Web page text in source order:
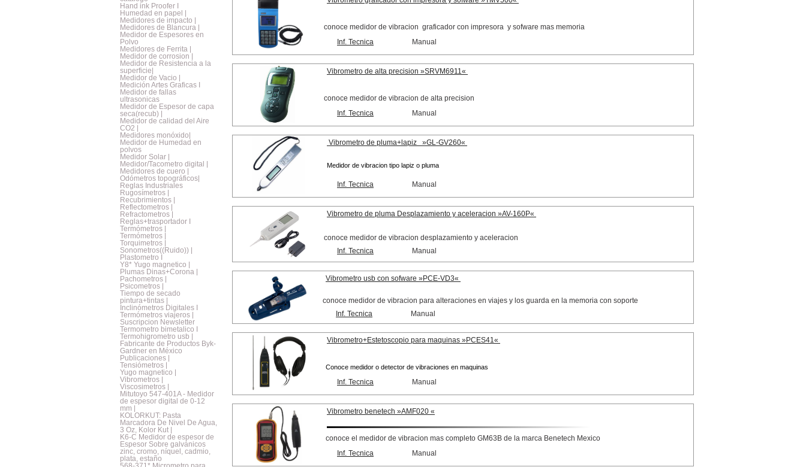
Hand ink Proofer I
Humedad en papel |
Medidores de impacto |
Medidores de Blancura |
Medidor de Espesores en
Polvo
Medidores de Ferrita |
Medidor de corrosion |
Medidor de Resistencia a la
superficie|
Medidor de Vacio |
Medición Artes Graficas I
Medidor de fallas
ultrasonicas
Medidor de Espesor de capa
seca(recub) |
Medidor de calidad del Aire
CO2 |
Medidores monóxido|
Medidor de Humedad en
polvos
Medidor Solar |
Medidor/Tacometro digital |
Medidores de cuero |
Odómetros topográficos|
Reglas Industriales
Rugosímetros |
Recubrimientos |
Reflectometros |
Refractometros |
Reglas+trasportador I
Termómetros |
Termómetros |
Torquimetros |
Sonometros((Ruido)) |
Plastometro I
Y8* Yugo magnetico |
Plumas Dinas+Corona |
Pachometros |
Psicometros |
Tiempo de secado
pintura+tintas |
Inclinómetros Digitales I
Termómetros viajeros |
Suscripcion Newsletter
Termometro bimetalico I
Termohigrometro usb |
Fabricante de Productos Byk-
Gardner en México
Publicaciones |
Tensiómetros |
Yugo magnetico |
Vibrometros |
Viscosimetros |
Mitutoyo 547-401A - Medidor
de espesor digital de 0-12
mm |
KOLORKUT: Pasta
Marcadora De Nivel De Agua,
3 Oz, Kolor Kut |
K6-C Medidor de espesor de
Espesor Sobre galvánicos
zinc, cromo, níquel, cadmio,
plata, estaño
conoce medidor de vibracion graficador con impresora y sofware mas memoria
Inf. Tecnica
Manual
Vibrometro de alta precision »SRVM6911«
conoce medidor de vibracion de alta precision
Inf. Tecnica
Manual
Vibrometro de pluma+lapiz »GL-GV260«
Medidor de vibracion tipo lapiz o pluma
Inf. Tecnica Manual
Vibrometro de pluma Desplazamiento y aceleracion »AV-160P«
conoce medidor de vibracion desplazamiento y aceleracion
Inf. Tecnica
Manual
Vibrometro usb con sofware »PCE-VD3«
conoce medidor de vibracion para alteraciones en viajes y los guarda en la memoria con soporte
Inf. Tecnica
Manual
Vibrometro+Estetoscopio para maquinas »PCES41«
Conoce medidor o detector de vibraciones en maquinas
Inf. Tecnica Manual
Vibrometro benetech »AMF020 «
conoce el medidor de vibracion mas completo GM63B de la marca Benetech Mexico
Inf. Tecnica
Manual